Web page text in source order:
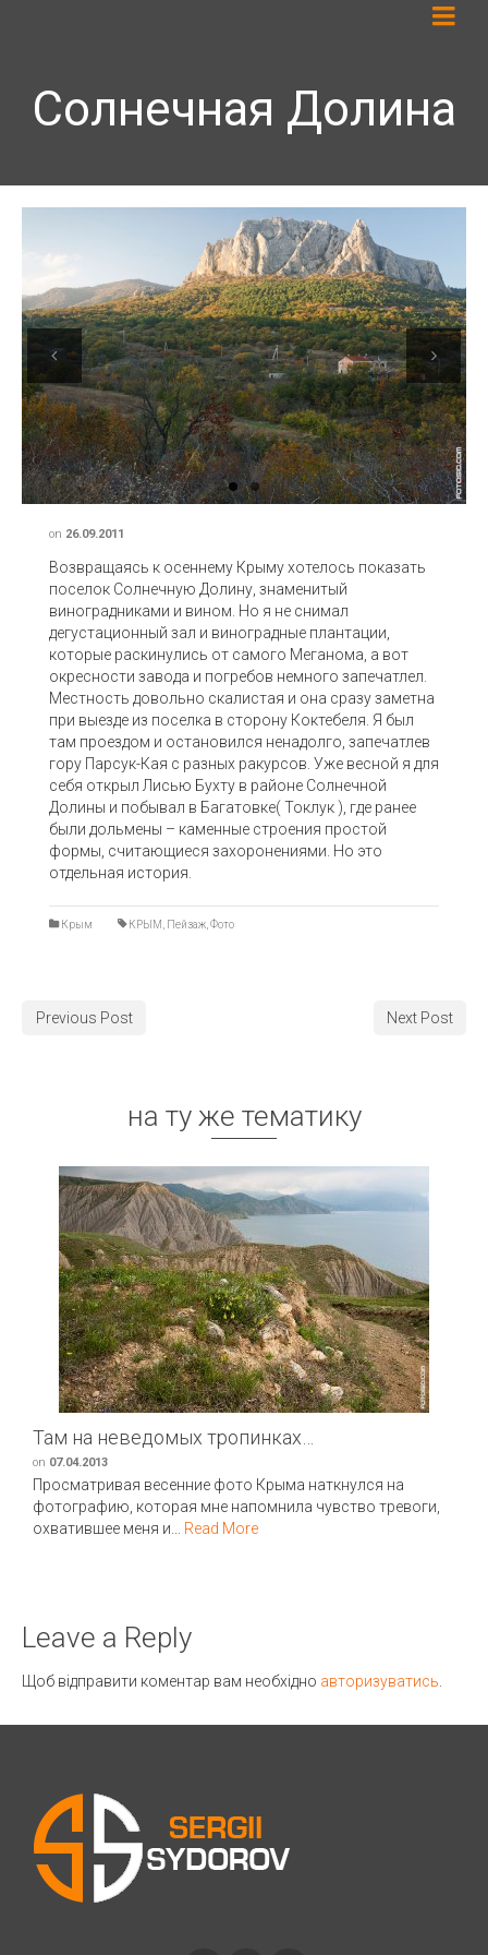
Солнечная Долина
Previous Next
on 26.09.2011
Возвращаясь к осеннему Крыму хотелось показать
поселок Солнечную Долину, знаменитый
виноградниками и вином. Но я не снимал
дегустационный зал и виноградные плантации,
которые раскинулись от самого Меганома, а вот
окресности завода и погребов немного запечатлел.
Местность довольно скалистая и она сразу заметна
при выезде из поселка в сторону Коктебеля. Я был
там проездом и остановился ненадолго, запечатлев
гору Парсук-Кая с разных ракурсов. Уже весной я для
себя открыл Лисью Бухту в районе Солнечной
Долины и побывал в Багатовке( Токлук ), где ранее
были дольмены – каменные строения простой
формы, считающиеся захоронениями. Но это
отдельная история.
Крым КРЫМ Пейзаж Фото
Previous Post Next Post
на ту же тематику
Там на неведомых тропинках…
on 07.04.2013
Просматривая весенние фото Крыма наткнулся на
фотографию, которая мне напомнила чувство тревоги,
охватившее меня и... Read More
Leave a Reply
Щоб відправити коментар вам необхідно авторизуватись